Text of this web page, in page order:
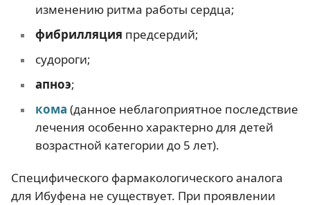
изменению ритма работы сердца;
фибрилляция предсердий;
судороги;
апноэ;
кома (данное неблагоприятное последствие
лечения особенно характерно для детей
возрастной категории до 5 лет).
Специфического фармакологического аналога
для Ибуфена не существует. При проявлении